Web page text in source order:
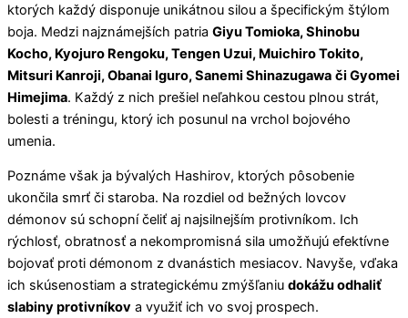
ktorých každý disponuje unikátnou silou a špecifickým štýlom
boja. Medzi najznámejších patria Giyu Tomioka, Shinobu
Kocho, Kyojuro Rengoku, Tengen Uzui, Muichiro Tokito,
Mitsuri Kanroji, Obanai Iguro, Sanemi Shinazugawa či Gyomei
Himejima. Každý z nich prešiel neľahkou cestou plnou strát,
bolesti a tréningu, ktorý ich posunul na vrchol bojového
umenia.
Poznáme však ja bývalých Hashirov, ktorých pôsobenie
ukončila smrť či staroba. Na rozdiel od bežných lovcov
démonov sú schopní čeliť aj najsilnejším protivníkom. Ich
rýchlosť, obratnosť a nekompromisná sila umožňujú efektívne
bojovať proti démonom z dvanástich mesiacov. Navyše, vďaka
ich skúsenostiam a strategickému zmýšľaniu dokážu odhaliť
slabiny protivníkov a využiť ich vo svoj prospech.